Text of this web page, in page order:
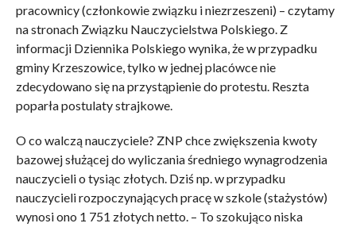
pracownicy (członkowie związku i niezrzeszeni) – czytamy
na stronach Związku Nauczycielstwa Polskiego. Z
informacji Dziennika Polskiego wynika, że w przypadku
gminy Krzeszowice, tylko w jednej placówce nie
zdecydowano się na przystąpienie do protestu. Reszta
poparła postulaty strajkowe.
O co walczą nauczyciele? ZNP chce zwiększenia kwoty
bazowej służącej do wyliczania średniego wynagrodzenia
nauczycieli o tysiąc złotych. Dziś np. w przypadku
nauczycieli rozpoczynających pracę w szkole (stażystów)
wynosi ono 1 751 złotych netto. – To szokująco niska